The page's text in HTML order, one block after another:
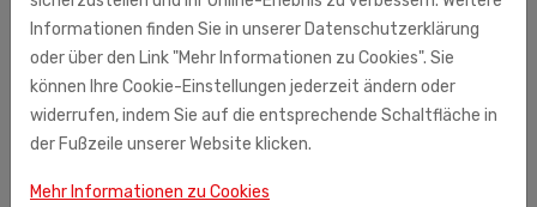
Informationen finden Sie in unserer Datenschutzerklärung
oder über den Link "Mehr Informationen zu Cookies". Sie
können Ihre Cookie-Einstellungen jederzeit ändern oder
widerrufen, indem Sie auf die entsprechende Schaltfläche in
der Fußzeile unserer Website klicken.
Mehr Informationen zu Cookies